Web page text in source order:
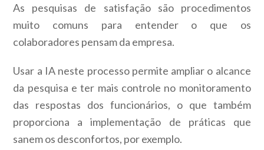
As pesquisas de satisfação são procedimentos
muito comuns para entender o que os
colaboradores pensam da empresa.
Usar a IA neste processo permite ampliar o alcance
da pesquisa e ter mais controle no monitoramento
das respostas dos funcionários, o que também
proporciona a implementação de práticas que
sanem os desconfortos, por exemplo.